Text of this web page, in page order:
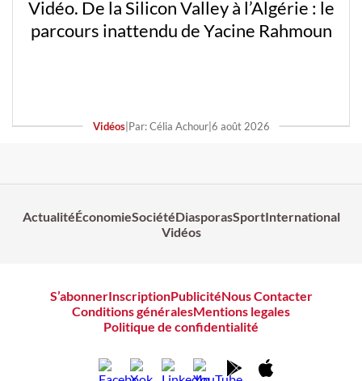
Vidéo. De la Silicon Valley à l’Algérie : le
parcours inattendu de Yacine Rahmoun
Vidéos| Par: Célia Achour| 6 août 2026
ActualitéÉconomieSociétéDiasporasSportInternational
Vidéos
S’abonnerInscriptionPublicitéNous Contacter
Conditions généralesMentions legales
Politique de confidentialité